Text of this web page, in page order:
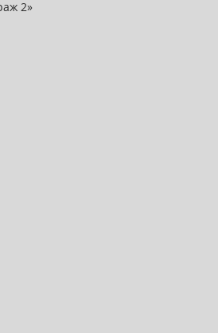
2»